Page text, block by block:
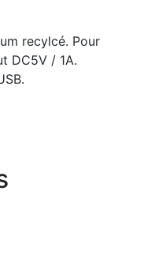
recylcé. Pour
DC5V / 1A.